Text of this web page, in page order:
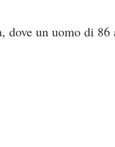
un uomo di 86